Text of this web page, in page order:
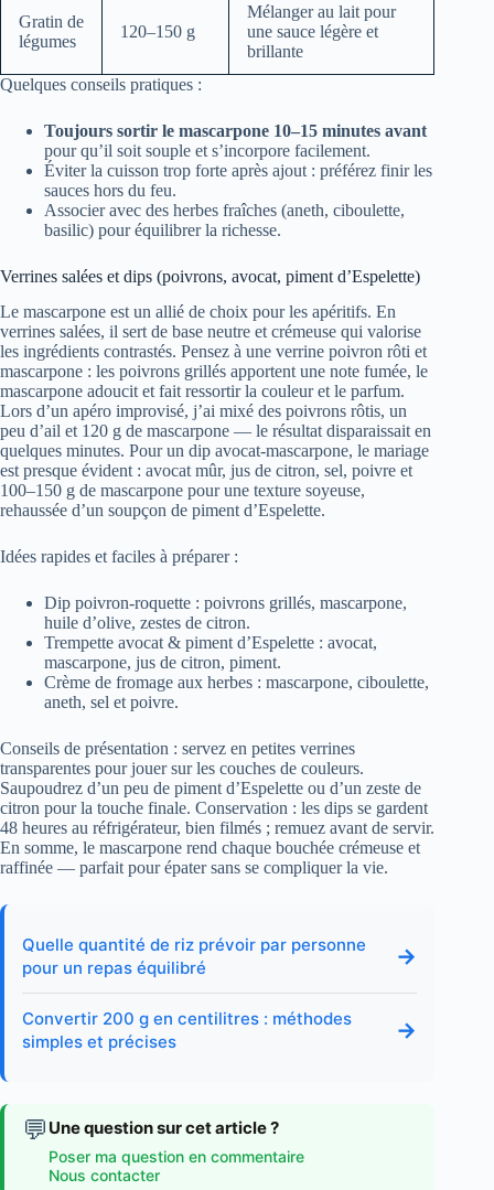
Gratin de
légumes
120–150 g
Mélanger au lait pour
une sauce légère et
brillante
Quelques conseils pratiques :
Toujours sortir le mascarpone 10–15 minutes avant
pour qu’il soit souple et s’incorpore facilement.
Éviter la cuisson trop forte après ajout : préférez finir les
sauces hors du feu.
Associer avec des herbes fraîches (aneth, ciboulette,
basilic) pour équilibrer la richesse.
Verrines salées et dips (poivrons, avocat, piment d’Espelette)
Le mascarpone est un allié de choix pour les apéritifs. En
verrines salées, il sert de base neutre et crémeuse qui valorise
les ingrédients contrastés. Pensez à une verrine poivron rôti et
mascarpone : les poivrons grillés apportent une note fumée, le
mascarpone adoucit et fait ressortir la couleur et le parfum.
Lors d’un apéro improvisé, j’ai mixé des poivrons rôtis, un
peu d’ail et 120 g de mascarpone — le résultat disparaissait en
quelques minutes. Pour un dip avocat-mascarpone, le mariage
est presque évident : avocat mûr, jus de citron, sel, poivre et
100–150 g de mascarpone pour une texture soyeuse,
rehaussée d’un soupçon de piment d’Espelette.
Idées rapides et faciles à préparer :
Dip poivron-roquette : poivrons grillés, mascarpone,
huile d’olive, zestes de citron.
Trempette avocat & piment d’Espelette : avocat,
mascarpone, jus de citron, piment.
Crème de fromage aux herbes : mascarpone, ciboulette,
aneth, sel et poivre.
Conseils de présentation : servez en petites verrines
transparentes pour jouer sur les couches de couleurs.
Saupoudrez d’un peu de piment d’Espelette ou d’un zeste de
citron pour la touche finale. Conservation : les dips se gardent
48 heures au réfrigérateur, bien filmés ; remuez avant de servir.
En somme, le mascarpone rend chaque bouchée crémeuse et
raffinée — parfait pour épater sans se compliquer la vie.
Quelle quantité de riz prévoir par personne
pour un repas équilibré
→
Convertir 200 g en centilitres : méthodes
simples et précises
→
💬 Une question sur cet article ?
Poser ma question en commentaire
Nous contacter